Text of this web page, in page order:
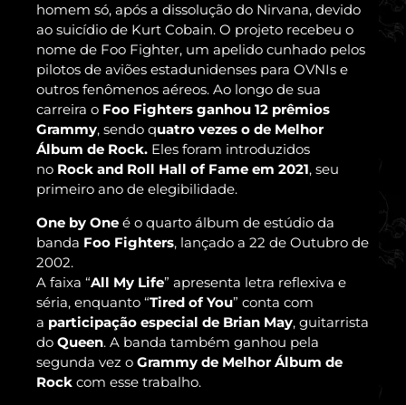
homem só, após a dissolução do Nirvana, devido
ao suicídio de Kurt Cobain. O projeto recebeu o
nome de Foo Fighter, um apelido cunhado pelos
pilotos de aviões estadunidenses para OVNIs e
outros fenômenos aéreos. Ao longo de sua
carreira o Foo Fighters ganhou 12 prêmios
Grammy, sendo quatro vezes o de Melhor
Álbum de Rock. Eles foram introduzidos
no Rock and Roll Hall of Fame em 2021, seu
primeiro ano de elegibilidade.
One by One é o quarto álbum de estúdio da
banda Foo Fighters, lançado a 22 de Outubro de
2002.
A faixa “All My Life” apresenta letra reflexiva e
séria, enquanto “Tired of You” conta com
a participação especial de Brian May, guitarrista
do Queen. A banda também ganhou pela
segunda vez o Grammy de Melhor Álbum de
Rock com esse trabalho.